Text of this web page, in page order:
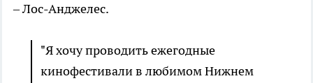
– Лос-Анджелес.
"Я хочу проводить ежегодные
кинофестивали в любимом Нижнем